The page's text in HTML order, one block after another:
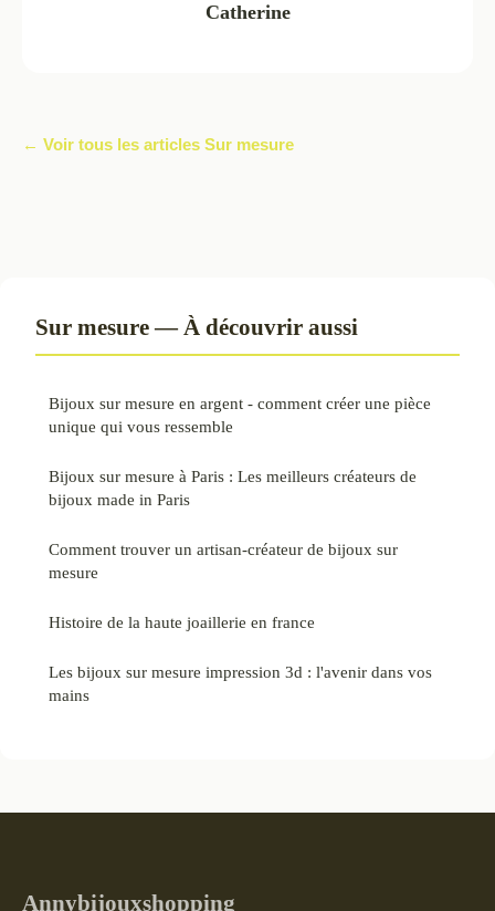
Catherine
← Voir tous les articles Sur mesure
Sur mesure — À découvrir aussi
Bijoux sur mesure en argent - comment créer une pièce
unique qui vous ressemble
Bijoux sur mesure à Paris : Les meilleurs créateurs de
bijoux made in Paris
Comment trouver un artisan-créateur de bijoux sur
mesure
Histoire de la haute joaillerie en france
Les bijoux sur mesure impression 3d : l'avenir dans vos
mains
Annybijouxshopping